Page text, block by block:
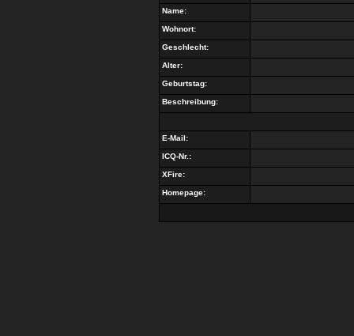
Name:
Wohnort:
Geschlecht:
Alter:
Geburtstag:
Beschreibung:
E-Mail:
ICQ-Nr.:
XFire:
Homepage: